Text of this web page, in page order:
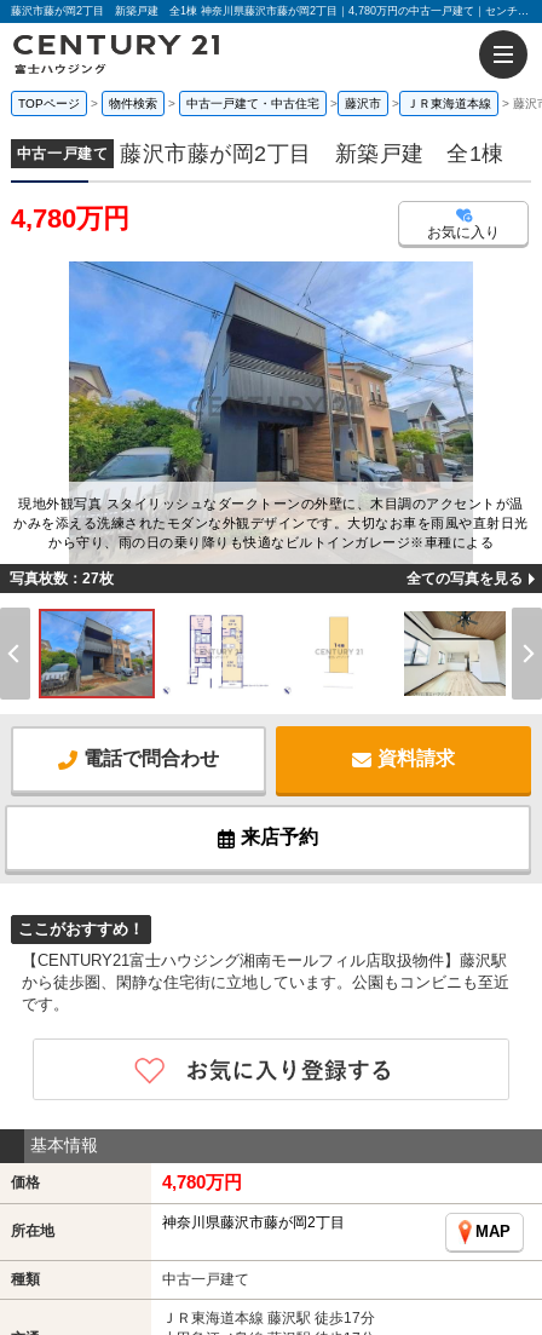
藤沢市藤が岡2丁目 新築戸建 全1棟 神奈川県藤沢市藤が岡2丁目｜4,780万円の中古一戸建て｜センチュリー21富士ハウジング
TOPページ 物件検索 中古一戸建て・中古住宅 藤沢市 ＪＲ東海道本線 藤沢
中古一戸建て 藤沢市藤が岡2丁目 新築戸建 全1棟
4,780万円 お気に入り
現地外観写真 スタイリッシュなダークトーンの外壁に、木目調のアクセントが温
かみを添える洗練されたモダンな外観デザインです。大切なお車を雨風や直射日光
から守り、雨の日の乗り降りも快適なビルトインガレージ※車種による
写真枚数：27枚 全ての写真を見る
電話で問合わせ 資料請求
来店予約
ここがおすすめ！
【CENTURY21富士ハウジング湘南モールフィル店取扱物件】藤沢駅
から徒歩圏、閑静な住宅街に立地しています。公園もコンビニも至近
です。
基本情報
価格 4,780万円
所在地 神奈川県藤沢市藤が岡2丁目
MAP
種類 中古一戸建て
ＪＲ東海道本線 藤沢駅 徒歩17分